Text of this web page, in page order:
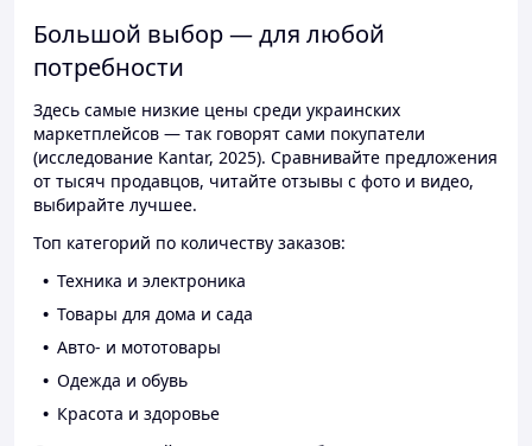
Большой выбор — для любой
потребности
Здесь самые низкие цены среди украинских
маркетплейсов — так говорят сами покупатели
(исследование Kantar, 2025). Сравнивайте предложения
от тысяч продавцов, читайте отзывы с фото и видео,
выбирайте лучшее.
Топ категорий по количеству заказов:
Техника и электроника
Товары для дома и сада
Авто- и мототовары
Одежда и обувь
Красота и здоровье